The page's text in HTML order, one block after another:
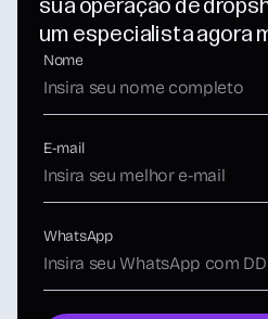
sua operação de
um especialista agora
Nome
E-mail
WhatsApp